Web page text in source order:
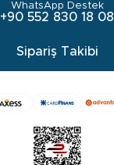
WhatsApp Destek
+90 552 830 18 08
Sipariş Takibi